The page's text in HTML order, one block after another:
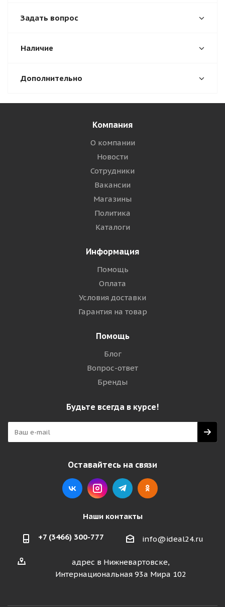
Задать вопрос
Наличие
Дополнительно
Компания
О компании
Новости
Сотрудники
Вакансии
Магазины
Политика
Каталоги
Информация
Помощь
Оплата
Условия доставки
Гарантия на товар
Помощь
Блог
Вопрос-ответ
Бренды
Будьте всегда в курсе!
Оставайтесь на связи
Наши контакты
+7 (3466) 300-777 info@ideal24.ru
адрес в Нижневартовске,
Интернациональная 93а Мира 102